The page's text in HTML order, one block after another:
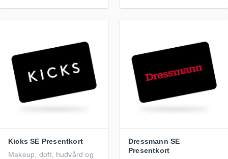
Kicks SE Presentkort
Makeup, doft, hudvård og
Dressmann SE
Presentkort